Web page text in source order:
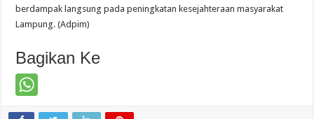
berdampak langsung pada peningkatan kesejahteraan masyarakat
Lampung. (Adpim)
Bagikan Ke